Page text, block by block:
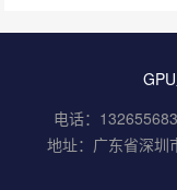
电话：
地址：广东省深圳